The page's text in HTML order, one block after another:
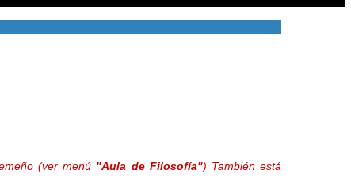
(ver menú "Aula de Filosofía") También está